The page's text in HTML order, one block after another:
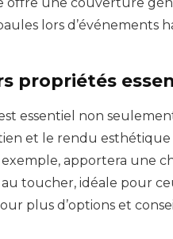
lors d’événements
propriétés
essentiel non
et le rendu esthétique
exemple, apportera une
toucher, idéale pour
plus d’options et